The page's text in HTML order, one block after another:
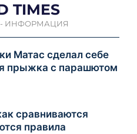
TIMES
- ИНФОРМАЦИЯ
Матас сделал себе
прыжка с парашютом
сравниваются
правила